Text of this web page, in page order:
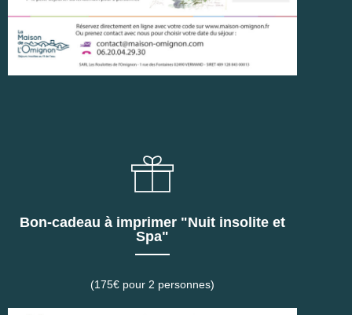
Bon-cadeau à imprimer "Nuit insolite et
Spa"
(175€ pour 2 personnes)